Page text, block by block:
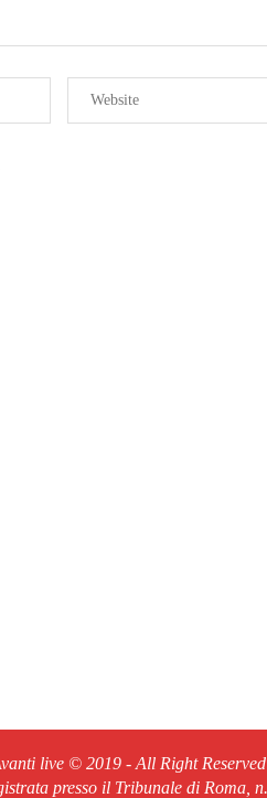
live © 2019 - All Right Reserved
presso il Tribunale di Roma,